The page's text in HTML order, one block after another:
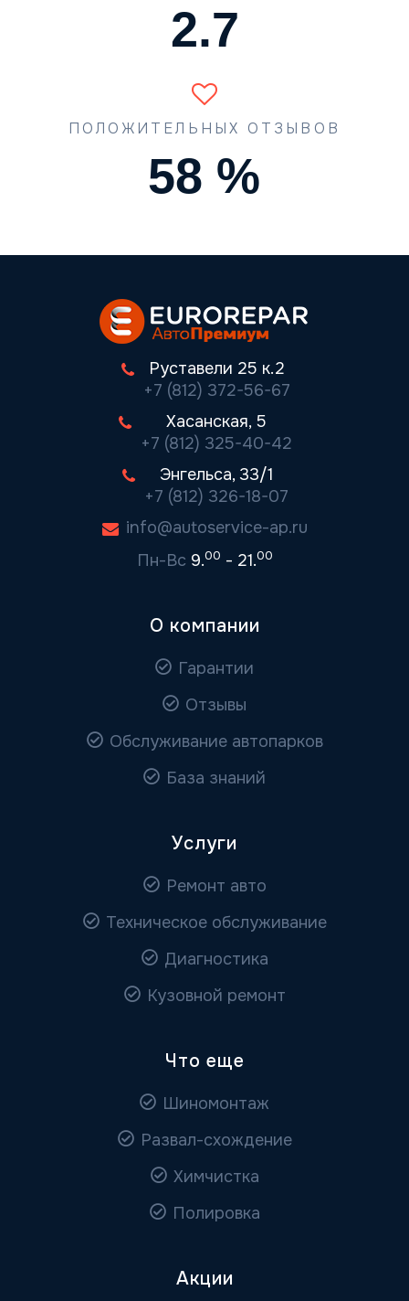
3.4
ПОЛОЖИТЕЛЬНЫХ ОТЗЫВОВ
74 %
Руставели 25 к.2
+7 (812) 372-56-67
Хасанская, 5
+7 (812) 325-40-42
Энгельса, 33/1
+7 (812) 326-18-07
info@autoservice-ap.ru
Пн-Вс 9.00 - 21.00
О компании
Гарантии
Отзывы
Обслуживание автопарков
База знаний
Услуги
Ремонт авто
Техническое обслуживание
Диагностика
Кузовной ремонт
Что еще
Шиномонтаж
Развал-схождение
Химчистка
Полировка
Акции